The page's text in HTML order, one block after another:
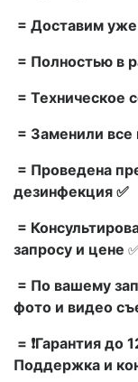
= Доставим уже
= Полностью в
= Техническое
= Заменили
= Проведена
дезинфекция ✅
=
запросу и цене
= По вашему
фото и видео
= ❗Гарантия до
Поддержка и